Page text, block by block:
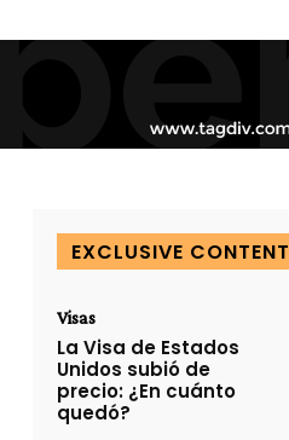
EXCLUSIVE CONTENT
Visas
La Visa de Estados
Unidos subió de
precio: ¿En cuánto
quedó?